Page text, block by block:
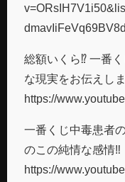
総額いくら⁉︎ 一番
な現実をお伝えし
https://
一番くじ中毒患者
のこの純情な感情‼︎
https://